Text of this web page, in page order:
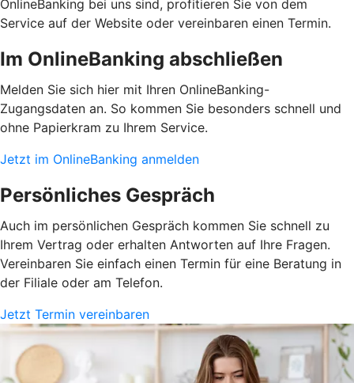
OnlineBanking bei uns sind, profitieren Sie von dem
Service auf der Website oder vereinbaren einen Termin.
Im OnlineBanking abschließen
Melden Sie sich hier mit Ihren OnlineBanking-
Zugangsdaten an. So kommen Sie besonders schnell und
ohne Papierkram zu Ihrem Service.
Jetzt im OnlineBanking anmelden
Persönliches Gespräch
Auch im persönlichen Gespräch kommen Sie schnell zu
Ihrem Vertrag oder erhalten Antworten auf Ihre Fragen.
Vereinbaren Sie einfach einen Termin für eine Beratung in
der Filiale oder am Telefon.
Jetzt Termin vereinbaren